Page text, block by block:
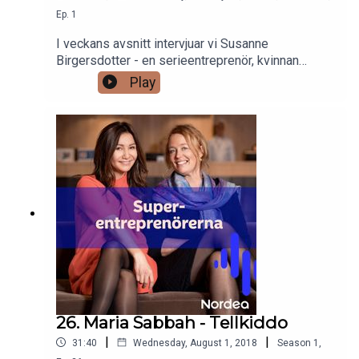
Ep. 1
I veckans avsnitt intervjuar vi Susanne
Birgersdotter - en serieentreprenör, kvinnan
bakom spelet iGotcha som var föregångare till
Pokémon, hennes app till 5:2 dieten toppade
bok Pivotal Moments.Lyssna och inspireras av
Susannes resa från hennes första app från
köksbordet till Birgersdotters imperium.
Play
26. Maria Sabbah - Tellkiddo
31:40 | Wednesday, August 1, 2018 | Season 1